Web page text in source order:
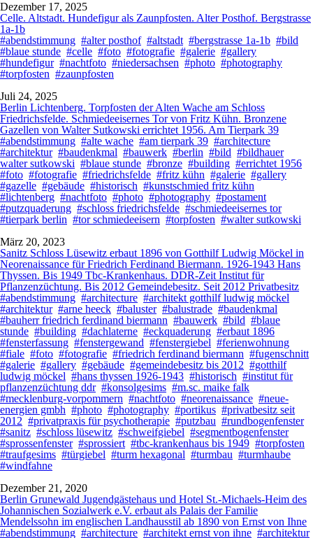
Dezember 17, 2025
Celle. Altstadt. Hundefigur als Zaunpfosten. Alter Posthof. Bergstrasse
1a-1b
#abendstimmung #alter posthof #altstadt #bergstrasse 1a-1b #bild
#blaue stunde #celle #foto #fotografie #galerie #gallery
#hundefigur #nachtfoto #niedersachsen #photo #photography
#torpfosten #zaunpfosten
Juli 24, 2025
Berlin Lichtenberg. Torpfosten der Alten Wache am Schloss
Friedrichsfelde. Schmiedeeisernes Tor von Fritz Kühn. Bronzene
Gazellen von Walter Sutkowski errichtet 1956. Am Tierpark 39
#abendstimmung #alte wache #am tierpark 39 #architecture
#architektur #baudenkmal #bauwerk #berlin #bild #bildhauer
walter sutkowski #blaue stunde #bronze #building #errichtet 1956
#foto #fotografie #friedrichsfelde #fritz kühn #galerie #gallery
#gazelle #gebäude #historisch #kunstschmied fritz kühn
#lichtenberg #nachtfoto #photo #photography #postament
#putzquaderung #schloss friedrichsfelde #schmiedeeisernes tor
#tierpark berlin #tor schmiedeeisern #torpfosten #walter sutkowski
März 20, 2023
Sanitz Schloss Lüsewitz erbaut 1896 von Gotthilf Ludwig Möckel in
Neorenaissance für Friedrich Ferdinand Biermann. 1926-1943 Hans
Thyssen. Bis 1949 Tbc-Krankenhaus. DDR-Zeit Institut für
Pflanzenzüchtung. Bis 2012 Gemeindebesitz. Seit 2012 Privatbesitz
#abendstimmung #architecture #architekt gotthilf ludwig möckel
#architektur #arne heeck #baluster #balustrade #baudenkmal
#bauherr friedrich ferdinand biermann #bauwerk #bild #blaue
stunde #building #dachlaterne #eckquaderung #erbaut 1896
#fensterfassung #fenstergewand #fenstergiebel #ferienwohnung
#fiale #foto #fotografie #friedrich ferdinand biermann #fugenschnitt
#galerie #gallery #gebäude #gemeindebesitz bis 2012 #gotthilf
ludwig möckel #hans thyssen 1926-1943 #historisch #institut für
pflanzenzüchtung ddr #konsolgesims #m.sc. maike falk
#mecklenburg-vorpommern #nachtfoto #neorenaissance #neue-
energien gmbh #photo #photography #portikus #privatbesitz seit
2012 #privatpraxis für psychotherapie #putzbau #rundbogenfenster
#sanitz #schloss lüsewitz #schweifgiebel #segmentbogenfenster
#sprossenfenster #sprossiert #tbc-krankenhaus bis 1949 #torpfosten
#traufgesims #türgiebel #turm hexagonal #turmbau #turmhaube
#windfahne
Dezember 21, 2020
Berlin Grunewald Jugendgästehaus und Hotel St.-Michaels-Heim des
Johannischen Sozialwerk e.V. erbaut als Palais der Familie
Mendelssohn im englischen Landhausstil ab 1890 von Ernst von Ihne
#abendstimmung #architecture #architekt ernst von ihne #architektur